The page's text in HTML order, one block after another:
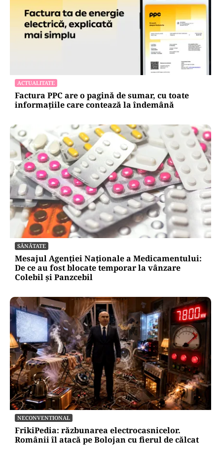
ACTUALITATE
Factura PPC are o pagină de sumar, cu toate
informațiile care contează la îndemână
SĂNĂTATE
Mesajul Agenției Naționale a Medicamentului:
De ce au fost blocate temporar la vânzare
Colebil și Panzcebil
NECONVENTIONAL
FrikiPedia: răzbunarea electrocasnicelor.
Românii îl atacă pe Bolojan cu fierul de călcat